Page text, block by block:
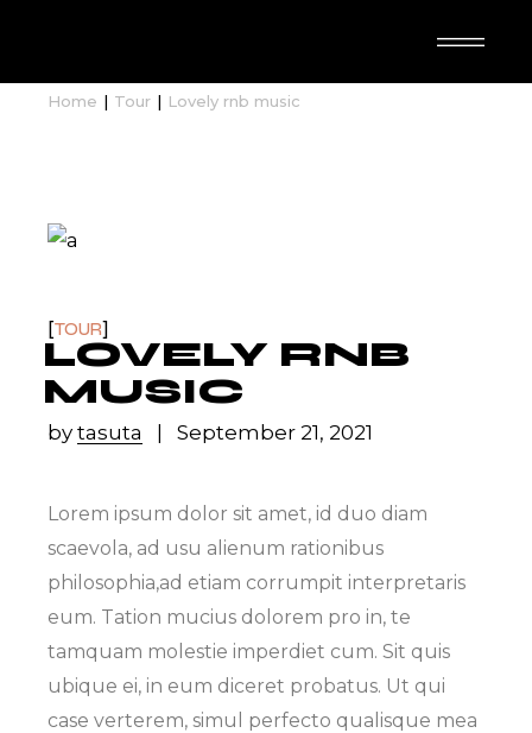
Home Tour Lovely rnb music
TOUR
LOVELY RNB
MUSIC
bytasuta September 21, 2021
Lorem ipsum dolor sit amet, id duo diam
scaevola, ad usu alienum rationibus
philosophia,ad etiam corrumpit interpretaris
eum. Tation mucius dolorem pro in, te
tamquam molestie imperdiet cum. Sit quis
ubique ei, in eum diceret probatus. Ut qui
case verterem, simul perfecto qualisque mea